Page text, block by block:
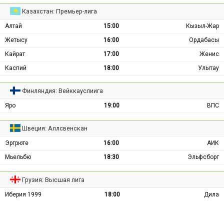
Казахстан: Премьер-лига
Алтай 15:00
Кызыл-Жар
Жетысу
16:00
Ордабасы
Кайрат
17:00
Женис
Каспий
18:00 Улытау
Финляндия: Вейккауслиига
Яро 19:00 ВПС
Швеция: Аллсвенскан
Эргрюте 16:00
АИК
Мьельбю
18:30 Эльфсборг
Грузия: Высшая лига
Иберия 1999 18:00
Дила